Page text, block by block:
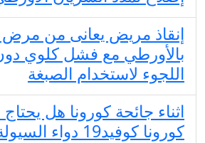
إنقاذ مريض يعانى من مرض
بالأورطي مع فشل كلوي
اللجوء لاستخدام الصبغة
اثناء جائحة كورونا هل
كورونا كوفيد19 دواء السيولة ؟